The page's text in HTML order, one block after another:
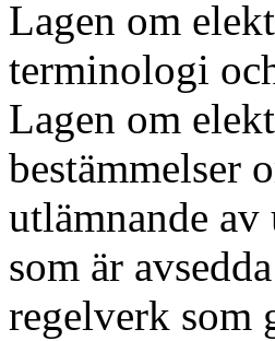
Lagen om
terminologi
Lagen om
bestämmelser
utlämnande
som är
regelverk som